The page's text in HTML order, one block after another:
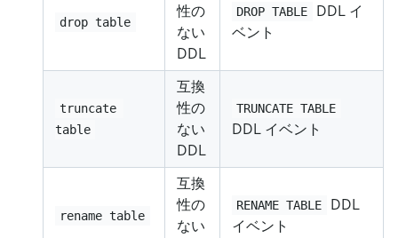
drop table
性の
ない
DDL
DROP TABLE
DDL イ
ベント
truncate
table
互換
性の
ない
DDL
TRUNCATE TABLE
DDL イベント
rename table
互換
性の
ない
RENAME TABLE
DDL
イベント